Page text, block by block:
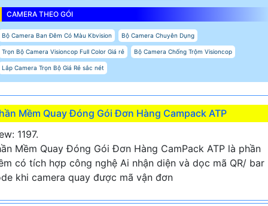
CAMERA THEO GÓI
Bộ Camera Ban Đêm Có Màu Kbvision Bộ Camera Chuyên Dụng
Trọn Bộ Camera Visioncop Full Color Giá rẻ Bộ Camera Chống Trộm Visioncop
Lắp Camera Trọn Bộ Giá Rẻ sắc nét
Mềm Quay Đóng Gói Đơn Hàng Campack ATP
1197.
Mềm Quay Đóng Gói Đơn Hàng CamPack ATP là phần
có tích hợp công nghệ Ai nhận diện và dọc mã QR/ bar
khi camera quay được mã vận đơn